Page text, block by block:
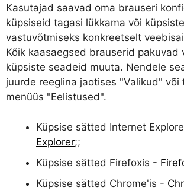
Kasutajad saavad oma brauseri
küpsiseid tagasi lükkama või küpsiste
vastuvõtmiseks konkreetselt
Kõik kaasaegsed brauserid pakuvad
küpsiste seadeid muuta. Nendele
juurde reeglina jaotises "Valikud" või
menüüs "Eelistused".
Küpsise sätted Internet
Explorer;;
Küpsise sätted Firefoxis -
Küpsise sätted Chrome'is -